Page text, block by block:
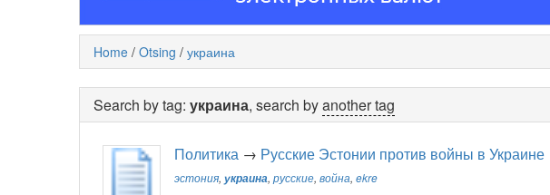
Home / Otsing / украина
Search by tag: украина, search byanother tag
Политика → Русские Эстонии против войны в Украине
эстония, украина, русские, война, ekre